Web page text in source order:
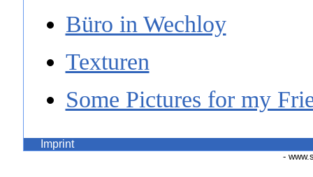
Büro in Wechloy
Texturen
Some Pictures for my
Imprint
-